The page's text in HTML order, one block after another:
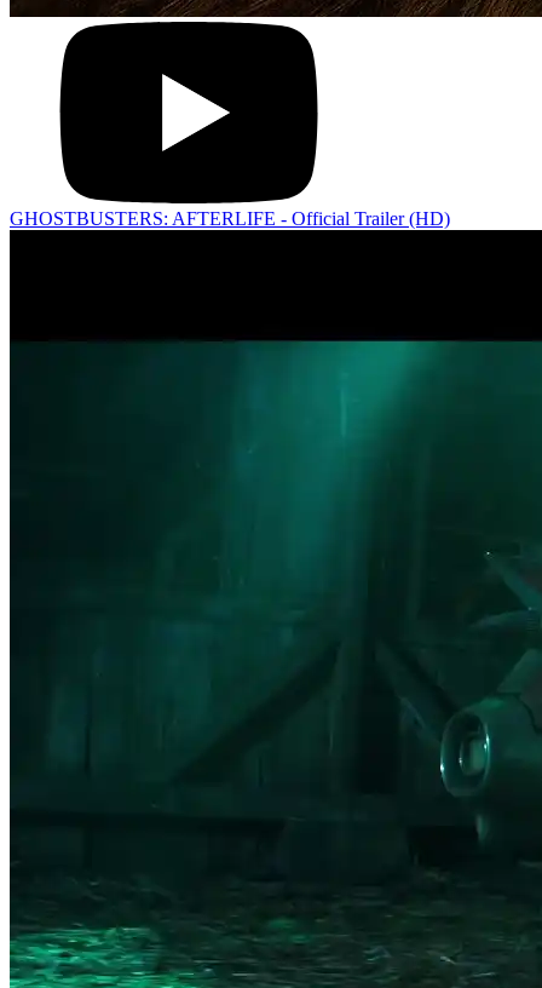
GHOSTBUSTERS: AFTERLIFE - Official Trailer (HD)